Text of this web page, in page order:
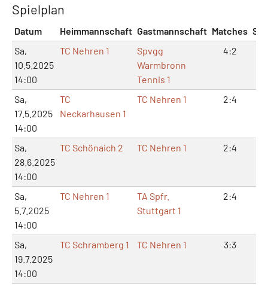
Spielplan
Datum Heimmannschaft Gastmannschaft Matches
Sa,
10.5.2025
14:00
TC Nehren 1
Spvgg
Warmbronn
Tennis 1
4:2
Sa,
17.5.2025
14:00
TC
Neckarhausen 1
TC Nehren 1 2:4
Sa,
28.6.2025
14:00
TC Schönaich 2 TC Nehren 1 2:4
Sa,
5.7.2025
14:00
TC Nehren 1
TA Spfr.
Stuttgart 1
2:4
Sa,
19.7.2025
14:00
TC Schramberg 1 TC Nehren 1 3:3